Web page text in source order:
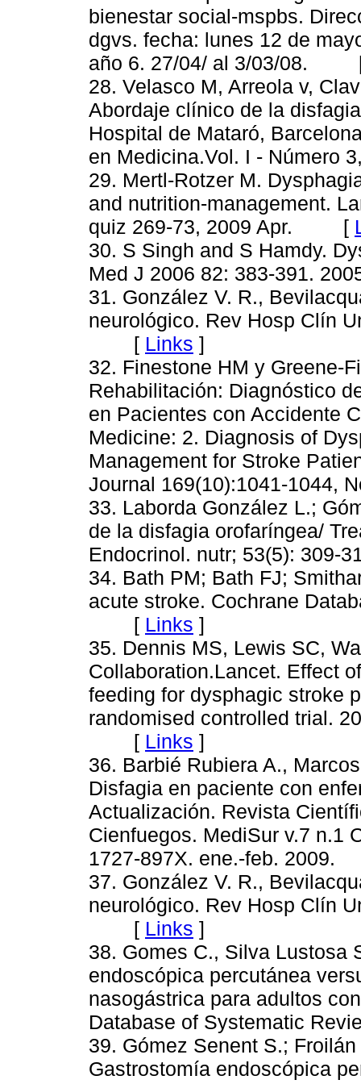
bienestar social-mspbs.
dgvs. fecha: lunes 12 de
año 6. 27/04/ al 3/03/08.
28. Velasco M, Arreola v,
Abordaje clínico de la
Hospital de Mataró,
en Medicina.Vol. I -
29. Mertl-Rotzer M.
and nutrition-management.
quiz 269-73, 2009 Apr. [
30. S Singh and S Hamdy.
Med J 2006 82: 383-391.
31. González V. R.,
neurológico. Rev Hosp Clín
[ Links ]
32. Finestone HM y Greene-
Rehabilitación: Diagnóstico
en Pacientes con Accidente
Medicine: 2. Diagnosis of
Management for Stroke
Journal 169(10):1041-
33. Laborda González L.;
de la disfagia orofaríngea/
Endocrinol. nutr; 53(5):
34. Bath PM; Bath FJ;
acute stroke. Cochrane
[ Links ]
35. Dennis MS, Lewis SC,
Collaboration.Lancet. Effect
feeding for dysphagic stroke
randomised controlled trial.
[ Links ]
36. Barbié Rubiera A.,
Disfagia en paciente con
Actualización. Revista
Cienfuegos. MediSur v.7 n.1
1727-897X. ene.-feb.
37. González V. R.,
neurológico. Rev Hosp Clín
[ Links ]
38. Gomes C., Silva Lustosa
endoscópica percutánea
nasogástrica para adultos
Database of Systematic
39. Gómez Senent S.;
Gastrostomía endoscópica